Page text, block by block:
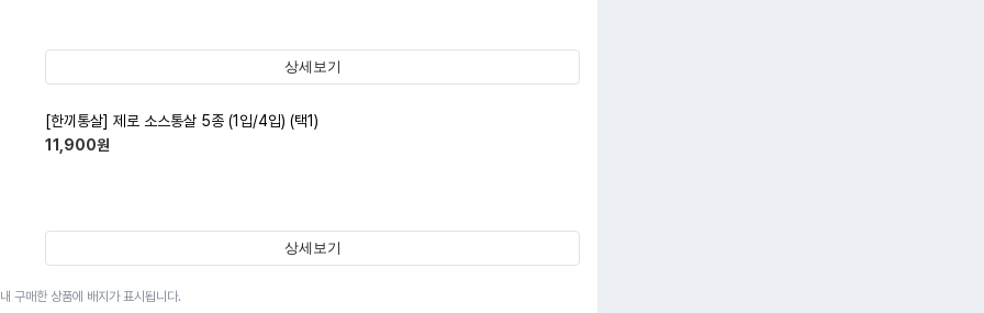
상세보기
[한끼통살] 제로 소스통살 5종 (1입/4입) (택1)
11,900원
상세보기
구매한 상품에 배지가 표시됩니다.